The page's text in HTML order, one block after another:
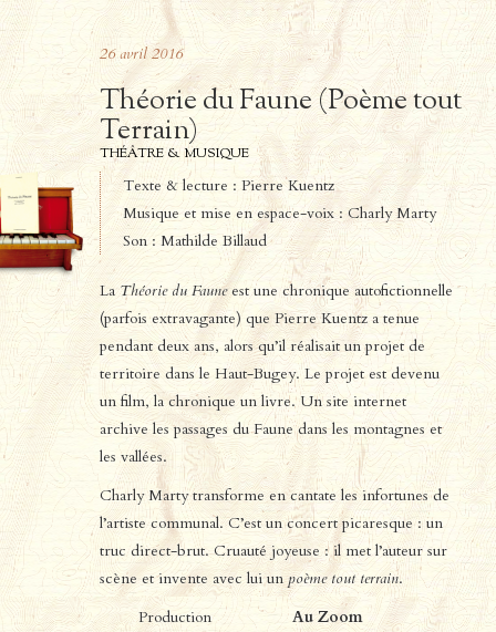
26 avril 2016
Théorie du Faune (Poème tout
Terrain)
THÉÂTRE & MUSIQUE
Texte & lecture : Pierre Kuentz
Musique et mise en espace-voix : Charly Marty
Son : Mathilde Billaud
LaThéorie du Fauneest une chronique autofictionnelle
(parfois extravagante) que Pierre Kuentz a tenue
pendant deux ans, alors qu’il réalisait un projet de
territoire dans le Haut-Bugey. Le projet est devenu
un film, la chronique un livre. Un site internet
archive les passages du Faune dans les montagnes et
les vallées.
Charly Marty transforme en cantate les infortunes de
l’artiste communal. C’est un concert picaresque : un
truc direct-brut. Cruauté joyeuse : il met l’auteur sur
scène et invente avec lui unpoème tout terrain.
Production
Au Zoom